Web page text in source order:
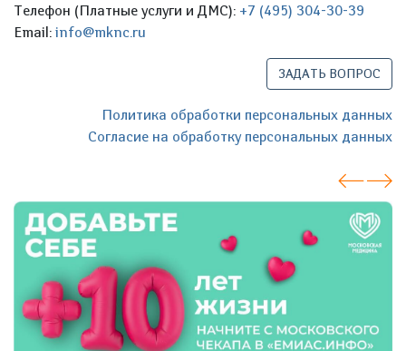
Телефон (Платные услуги и ДМС): +7 (495) 304-30-39
Email: info@mknc.ru
ЗАДАТЬ ВОПРОС
Политика обработки персональных данных
Согласие на обработку персональных данных